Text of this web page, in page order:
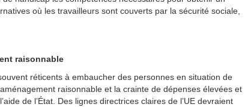
où les travailleurs sont couverts par la sécurité sociale,
raisonnable
réticents à embaucher des personnes en situation de
raisonnable et la crainte de dépenses élevées et
de l’État. Des lignes directrices claires de l’UE devraient